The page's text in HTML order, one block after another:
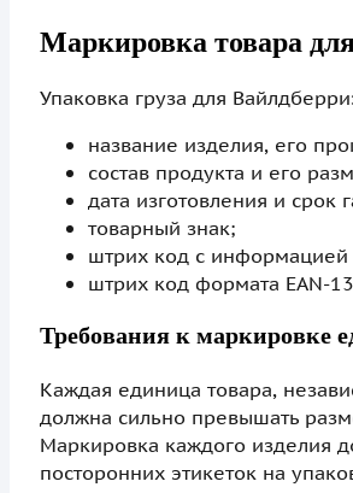
Маркировка товара
Упаковка груза для
название изделия, его
состав продукта и его
дата изготовления и срок
товарный знак;
штрих код с информацией
штрих код формата EAN-
Требования к маркировке
Каждая единица товара,
должна сильно превышать
Маркировка каждого изделия
посторонних этикеток на